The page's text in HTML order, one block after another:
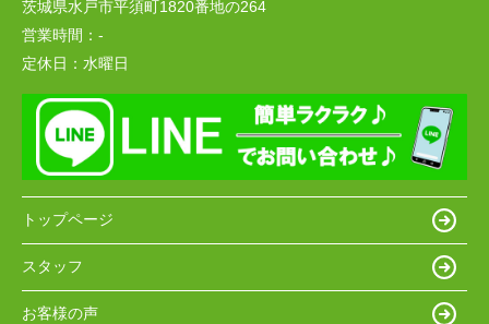
茨城県水戸市平須町1820番地の264
営業時間： -
定休日： 水曜日
トップページ
スタッフ
お客様の声